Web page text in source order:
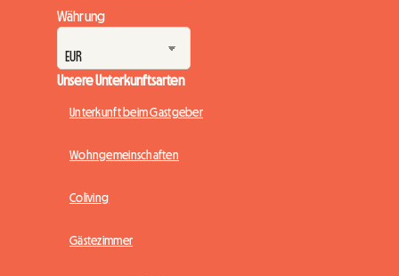
Währung
Unsere Unterkunftsarten
Unterkunft beim Gastgeber
Wohngemeinschaften
Coliving
Gästezimmer